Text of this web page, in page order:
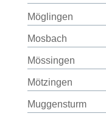
Möglingen
Mosbach
Mössingen
Mötzingen
Muggensturm